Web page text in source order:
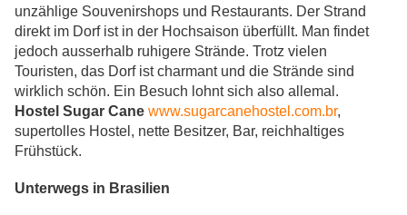
unzählige Souvenirshops und Restaurants. Der Strand
direkt im Dorf ist in der Hochsaison überfüllt. Man findet
jedoch ausserhalb ruhigere Strände. Trotz vielen
Touristen, das Dorf ist charmant und die Strände sind
wirklich schön. Ein Besuch lohnt sich also allemal.
Hostel Sugar Cane www.sugarcanehostel.com.br,
supertolles Hostel, nette Besitzer, Bar, reichhaltiges
Frühstück.
Unterwegs in Brasilien